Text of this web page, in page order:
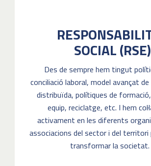
SOCIAL (RSE)
Des de sempre hem tingut
conciliació laboral, model avançat
distribuïda, polítiques de
equip, reciclatge, etc. I hem
activament en les diferents
associacions del sector i del territori
transformar la societat.